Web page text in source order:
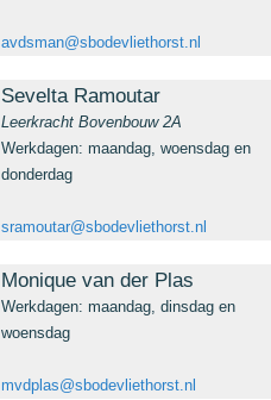
avdsman@sbodevliethorst.nl
Sevelta Ramoutar
Leerkracht Bovenbouw 2A
Werkdagen: maandag, woensdag en
donderdag
sramoutar@sbodevliethorst.nl
Monique van der Plas
Werkdagen: maandag, dinsdag en
woensdag
mvdplas@sbodevliethorst.nl